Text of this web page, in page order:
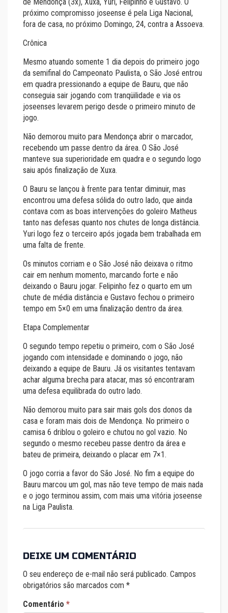
próximo compromisso joseense é pela Liga Nacional,
fora de casa, no próximo Domingo, 24, contra a Assoeva.
Crônica
Mesmo atuando somente 1 dia depois do primeiro jogo
da semifinal do Campeonato Paulista, o São José entrou
em quadra pressionando a equipe de Bauru, que não
conseguia sair jogando com tranqüilidade e via os
joseenses levarem perigo desde o primeiro minuto de
jogo.
Não demorou muito para Mendonça abrir o marcador,
recebendo um passe dentro da área. O São José
manteve sua superioridade em quadra e o segundo logo
saiu após finalização de Xuxa.
O Bauru se lançou à frente para tentar diminuir, mas
encontrou uma defesa sólida do outro lado, que ainda
contava com as boas intervenções do goleiro Matheus
tanto nas defesas quanto nos chutes de longa distância.
Yuri logo fez o terceiro após jogada bem trabalhada em
uma falta de frente.
Os minutos corriam e o São José não deixava o ritmo
cair em nenhum momento, marcando forte e não
deixando o Bauru jogar. Felipinho fez o quarto em um
chute de média distância e Gustavo fechou o primeiro
tempo em 5×0 em uma finalização dentro da área.
Etapa Complementar
O segundo tempo repetiu o primeiro, com o São José
jogando com intensidade e dominando o jogo, não
deixando a equipe de Bauru. Já os visitantes tentavam
achar alguma brecha para atacar, mas só encontraram
uma defesa equilibrada do outro lado.
Não demorou muito para sair mais gols dos donos da
casa e foram mais dois de Mendonça. No primeiro o
camisa 6 driblou o goleiro e chutou no gol vazio. No
segundo o mesmo recebeu passe dentro da área e
bateu de primeira, deixando o placar em 7×1.
O jogo corria a favor do São José. No fim a equipe do
Bauru marcou um gol, mas não teve tempo de mais nada
e o jogo terminou assim, com mais uma vitória joseense
na Liga Paulista.
DEIXE UM COMENTÁRIO
O seu endereço de e-mail não será publicado. Campos
obrigatórios são marcados com *
Comentário *